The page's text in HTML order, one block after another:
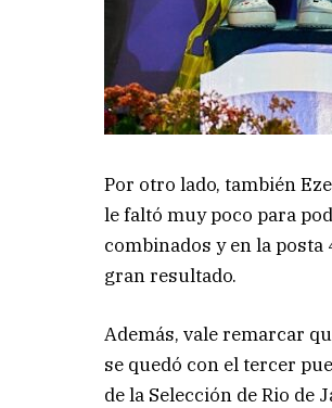
Por otro lado, también
le faltó muy poco para
combinados y en la
gran resultado.
Además, vale remarcar
se quedó con el tercer
de la Selección de Rio de